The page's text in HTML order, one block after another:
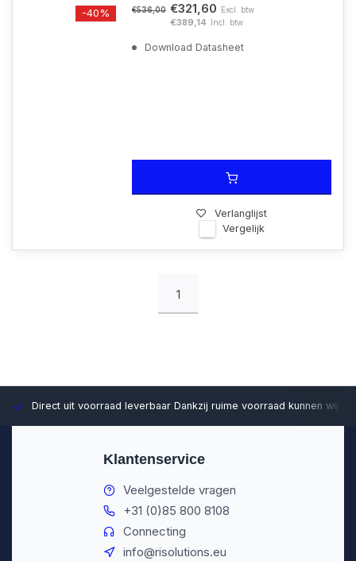
-40% €536,00 €321,60 Excl. btw
€389,14 Incl. btw
Download Datasheet
Verlanglijst
Vergelijk
1
Direct uit voorraad leverbaar Dankzij ruime voorraad kunnen wij
Klantenservice
Veelgestelde vragen
+31 (0)85 800 8108
Connecting
info@risolutions.eu